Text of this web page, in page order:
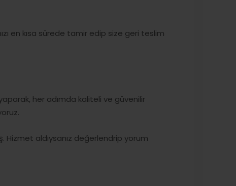
en kısa sürede tamir edip size geri teslim
her adımda kaliteli ve güvenilir
Hizmet aldıysanız değerlendrip yorum